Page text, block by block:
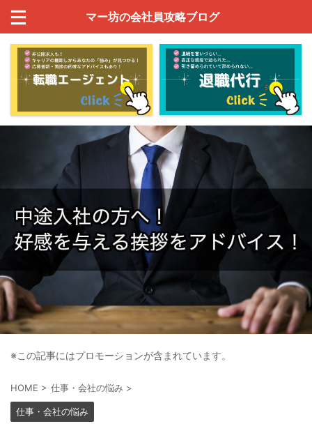
マー坊の会社員攻略ブログ
※この記事にはプロモーションが含まれています。
HOME > 仕事・会社の悩み >
仕事・会社の悩み